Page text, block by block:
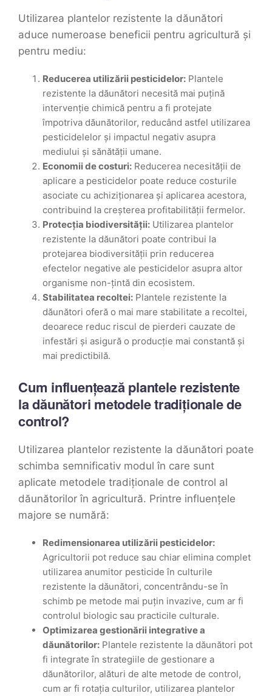
Utilizarea plantelor rezistente la dăunători
aduce numeroase beneficii pentru agricultură și
pentru mediu:
Reducerea utilizării pesticidelor: Plantele
rezistente la dăunători necesită mai puțină
intervenție chimică pentru a fi protejate
împotriva dăunătorilor, reducând astfel utilizarea
pesticidelelor și impactul negativ asupra
mediului și sănătății umane.
Economii de costuri: Reducerea necesității de
aplicare a pesticidelor poate reduce costurile
asociate cu achiziționarea și aplicarea acestora,
contribuind la creșterea profitabilității fermelor.
Protecția biodiversității: Utilizarea plantelor
rezistente la dăunători poate contribui la
protejarea biodiversității prin reducerea
efectelor negative ale pesticidelor asupra altor
organisme non-țintă din ecosistem.
Stabilitatea recoltei: Plantele rezistente la
dăunători oferă o mai mare stabilitate a recoltei,
deoarece reduc riscul de pierderi cauzate de
infestări și asigură o producție mai constantă și
mai predictibilă.
Cum influențează plantele rezistente
la dăunători metodele tradiționale de
control?
Utilizarea plantelor rezistente la dăunători poate
schimba semnificativ modul în care sunt
aplicate metodele tradiționale de control al
dăunătorilor în agricultură. Printre influențele
majore se numără:
Redimensionarea utilizării pesticidelor:
Agricultorii pot reduce sau chiar elimina complet
utilizarea anumitor pesticide în culturile
rezistente la dăunători, concentrându-se în
schimb pe metode mai puțin invazive, cum ar fi
controlul biologic sau practicile culturale.
Optimizarea gestionării integrative a
dăunătorilor: Plantele rezistente la dăunători pot
fi integrate în strategiile de gestionare a
dăunătorilor, alături de alte metode de control,
cum ar fi rotația culturilor, utilizarea plantelor